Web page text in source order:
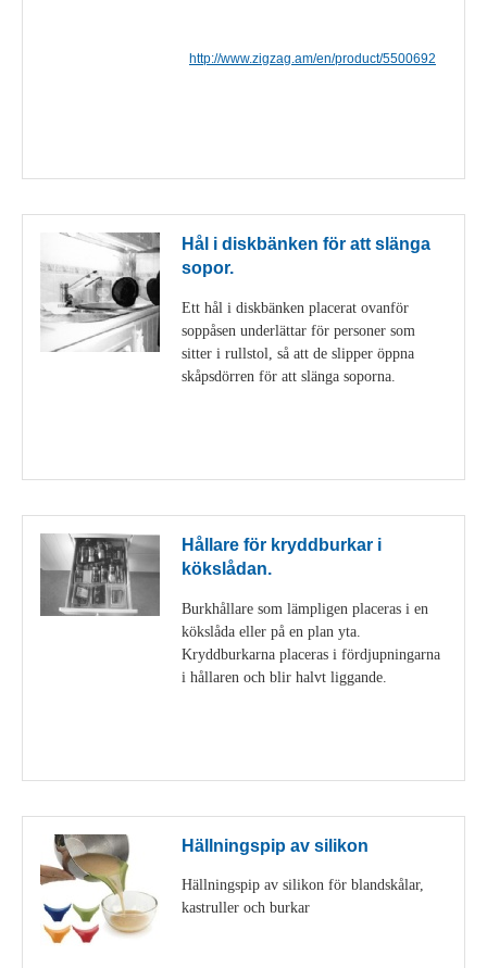
http://www.zigzag.am/en/product/5500692
Hål i diskbänken för att slänga
sopor.
Ett hål i diskbänken placerat ovanför
soppåsen underlättar för personer som
sitter i rullstol, så att de slipper öppna
skåpsdörren för att slänga soporna.
Hållare för kryddburkar i
kökslådan.
Burkhållare som lämpligen placeras i en
kökslåda eller på en plan yta.
Kryddburkarna placeras i fördjupningarna
i hållaren och blir halvt liggande.
Hällningspip av silikon
Hällningspip av silikon för blandskålar,
kastruller och burkar